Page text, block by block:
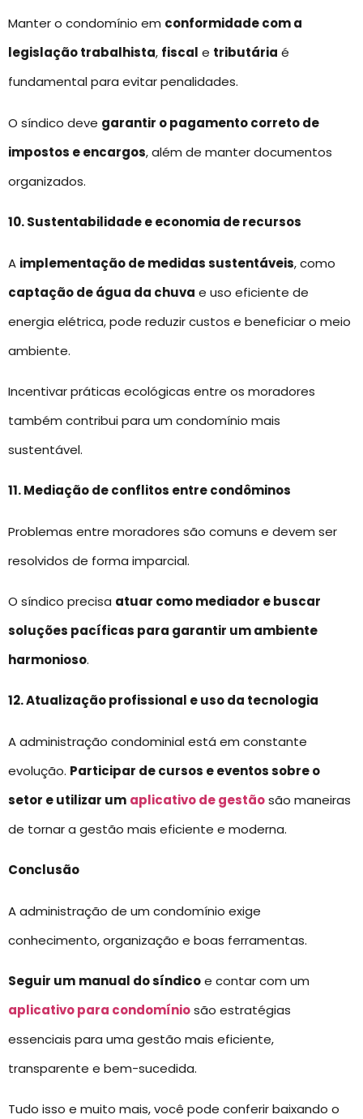
Manter o condomínio em conformidade com a
legislação trabalhista, fiscal e tributária é
fundamental para evitar penalidades.
O síndico deve garantir o pagamento correto de
impostos e encargos, além de manter documentos
organizados.
10. Sustentabilidade e economia de recursos
A implementação de medidas sustentáveis, como
captação de água da chuva e uso eficiente de
energia elétrica, pode reduzir custos e beneficiar o meio
ambiente.
Incentivar práticas ecológicas entre os moradores
também contribui para um condomínio mais
sustentável.
11. Mediação de conflitos entre condôminos
Problemas entre moradores são comuns e devem ser
resolvidos de forma imparcial.
O síndico precisa atuar como mediador e buscar
soluções pacíficas para garantir um ambiente
harmonioso.
12. Atualização profissional e uso da tecnologia
A administração condominial está em constante
evolução. Participar de cursos e eventos sobre o
setor e utilizar um aplicativo de gestãosão maneiras
de tornar a gestão mais eficiente e moderna.
Conclusão
A administração de um condomínio exige
conhecimento, organização e boas ferramentas.
Seguir um manual do síndicoe contar com um
aplicativo para condomíniosão estratégias
essenciais para uma gestão mais eficiente,
transparente e bem-sucedida.
Tudo isso e muito mais, você pode conferir baixando o